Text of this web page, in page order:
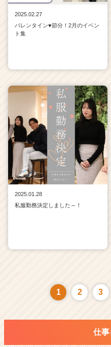
2025.02.27
バレンタイン♥節分！2月のイベン
ト集
2025.01.28
私服勤務決定しました～！
1 2 3
仕事